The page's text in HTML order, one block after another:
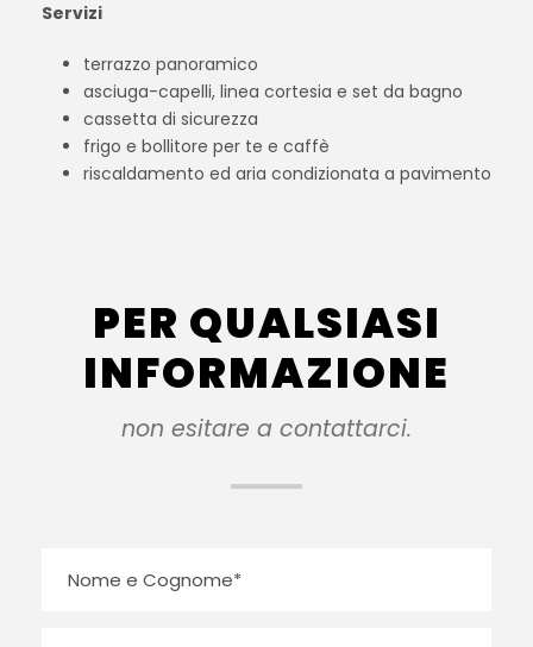
Servizi
terrazzo panoramico
asciuga-capelli, linea cortesia e set da bagno
cassetta di sicurezza
frigo e bollitore per te e caffè
riscaldamento ed aria condizionata a pavimento
PER QUALSIASI
INFORMAZIONE
non esitare a contattarci.